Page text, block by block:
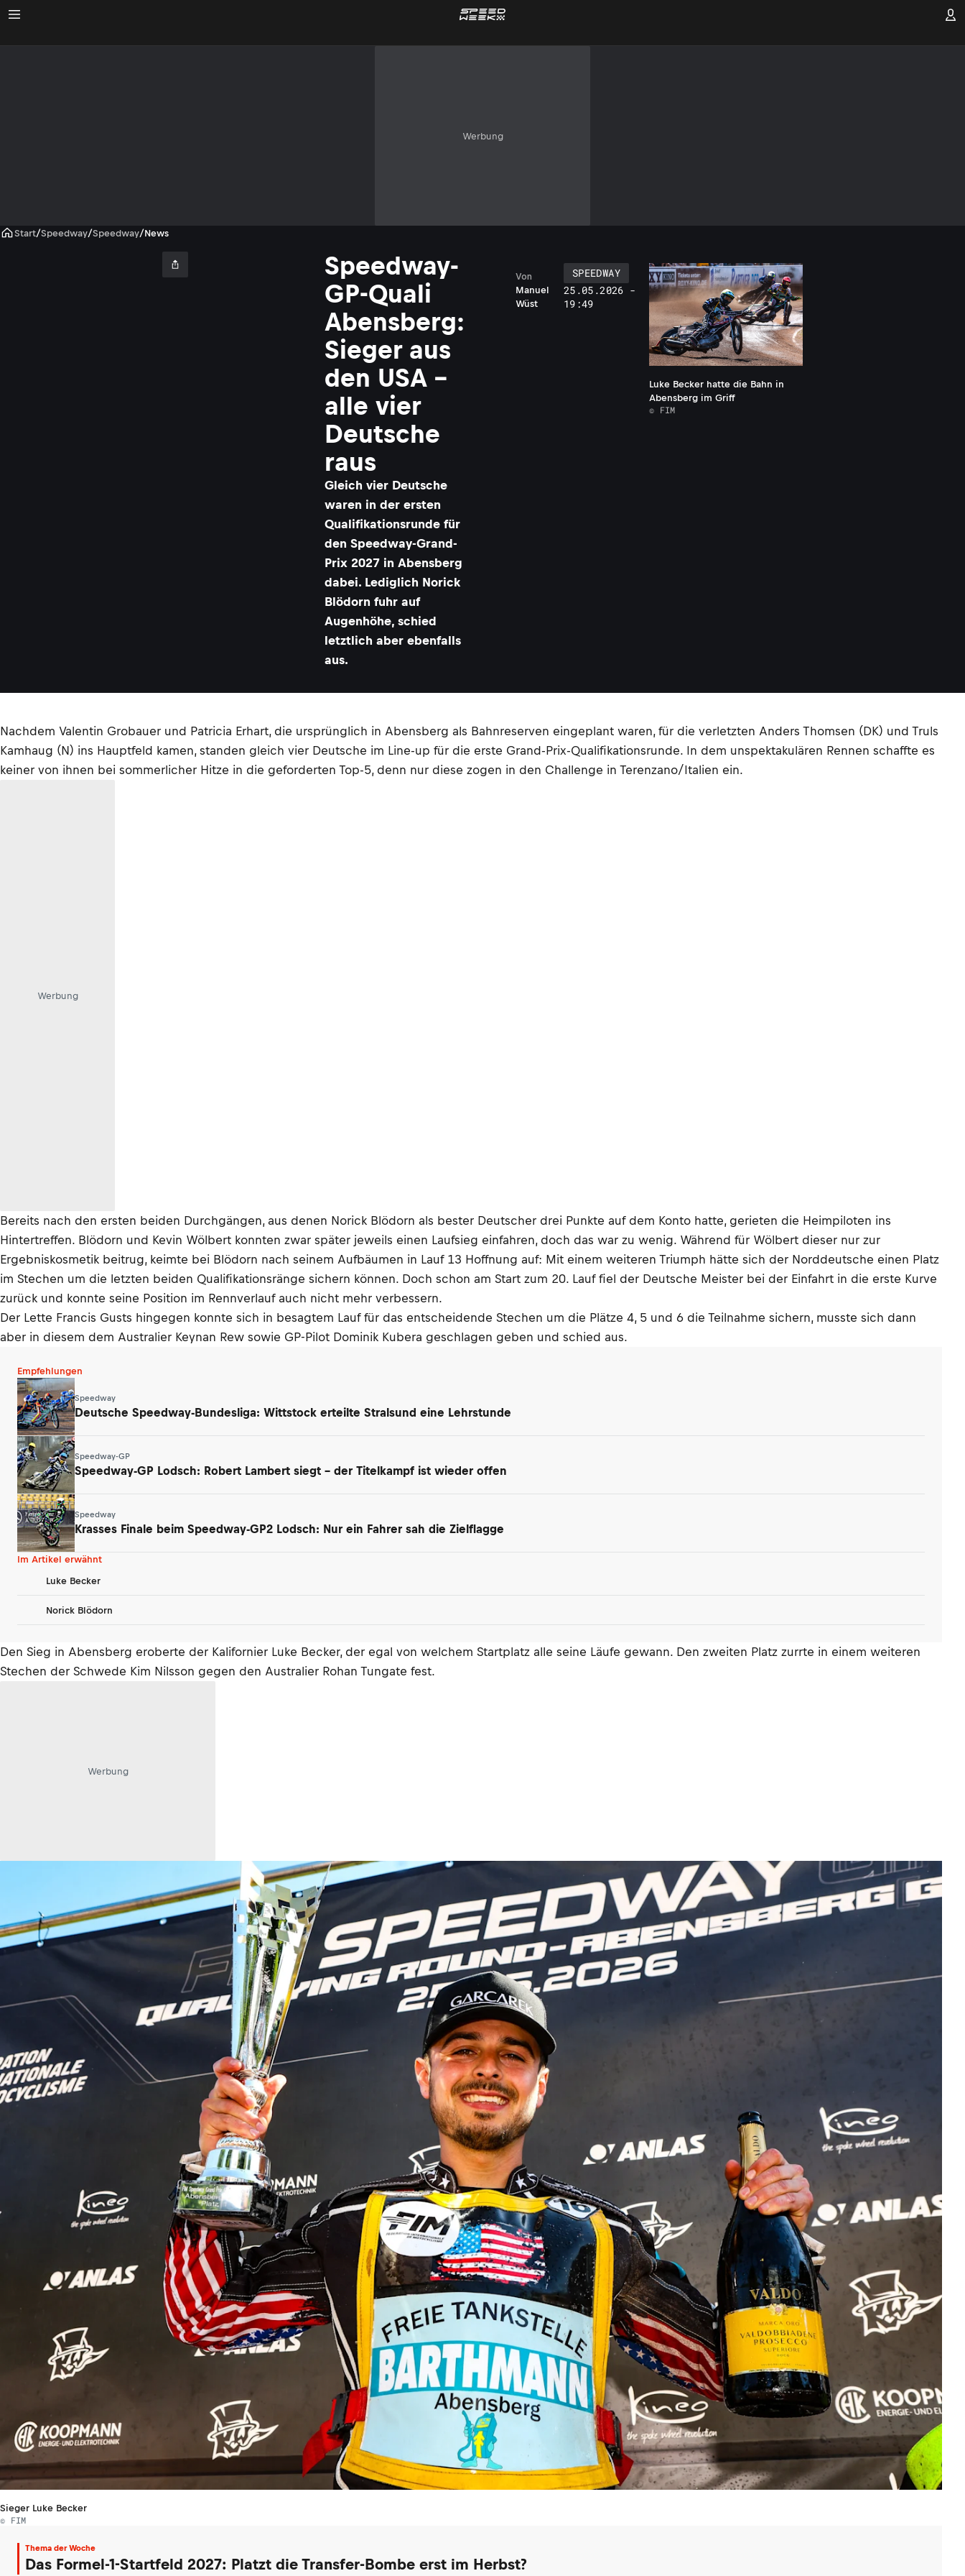
Werbung
Start/Speedway/Speedway/News
Speedway-
GP-Quali
Abensberg:
Sieger aus
den USA –
alle vier
Deutsche
raus
Gleich vier Deutsche
waren in der ersten
Qualifikationsrunde für
den Speedway-Grand-
Prix 2027 in Abensberg
dabei. Lediglich Norick
Blödorn fuhr auf
Augenhöhe, schied
letztlich aber ebenfalls
aus.
Manuel
Wüst
Von
SPEEDWAY
25.05.2026 -
19:49
Luke Becker hatte die Bahn in
Abensberg im Griff
© FIM
Nachdem Valentin Grobauer und Patricia Erhart, die ursprünglich in Abensberg als Bahnreserven eingeplant waren, für die verletzten Anders Thomsen (DK) und Truls
Kamhaug (N) ins Hauptfeld kamen, standen gleich vier Deutsche im Line-up für die erste Grand-Prix-Qualifikationsrunde. In dem unspektakulären Rennen schaffte es
keiner von ihnen bei sommerlicher Hitze in die geforderten Top-5, denn nur diese zogen in den Challenge in Terenzano/Italien ein.
Werbung
Bereits nach den ersten beiden Durchgängen, aus denen Norick Blödorn als bester Deutscher drei Punkte auf dem Konto hatte, gerieten die Heimpiloten ins
Hintertreffen. Blödorn und Kevin Wölbert konnten zwar später jeweils einen Laufsieg einfahren, doch das war zu wenig. Während für Wölbert dieser nur zur
Ergebniskosmetik beitrug, keimte bei Blödorn nach seinem Aufbäumen in Lauf 13 Hoffnung auf: Mit einem weiteren Triumph hätte sich der Norddeutsche einen Platz
im Stechen um die letzten beiden Qualifikationsränge sichern können. Doch schon am Start zum 20. Lauf fiel der Deutsche Meister bei der Einfahrt in die erste Kurve
zurück und konnte seine Position im Rennverlauf auch nicht mehr verbessern.
Der Lette Francis Gusts hingegen konnte sich in besagtem Lauf für das entscheidende Stechen um die Plätze 4, 5 und 6 die Teilnahme sichern, musste sich dann
aber in diesem dem Australier Keynan Rew sowie GP-Pilot Dominik Kubera geschlagen geben und schied aus.
Empfehlungen
Speedway
Deutsche Speedway-Bundesliga: Wittstock erteilte Stralsund eine Lehrstunde
Speedway-GP
Speedway-GP Lodsch: Robert Lambert siegt – der Titelkampf ist wieder offen
Speedway
Krasses Finale beim Speedway-GP2 Lodsch: Nur ein Fahrer sah die Zielflagge
Im Artikel erwähnt
Luke Becker
Norick Blödorn
Den Sieg in Abensberg eroberte der Kalifornier Luke Becker, der egal von welchem Startplatz alle seine Läufe gewann. Den zweiten Platz zurrte in einem weiteren
Stechen der Schwede Kim Nilsson gegen den Australier Rohan Tungate fest.
Werbung
Sieger Luke Becker
© FIM
Thema der Woche
Das Formel-1-Startfeld 2027: Platzt die Transfer-Bombe erst im Herbst?